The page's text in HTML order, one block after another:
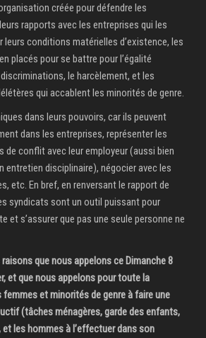
créée pour défendre les
rapports avec les entreprises qui les
leurs conditions matérielles d’existence, les
placés pour se battre pour l’égalité
le harcèlement, et les
qui accablent les minorités de genre.
dans leurs pouvoirs, car ils peuvent
dans les entreprises, représenter les
de conflit avec leur employeur (aussi bien
entretien disciplinaire), négocier avec les
etc. En bref, en renversant le rapport de
syndicats sont un outil puissant pour
et s’assurer que pas une seule personne ne
que nous appelons ce Dimanche 8
et que nous appelons pour toute la
femmes et minorités de genre à faire une
(tâches ménagères, garde des enfants,
les hommes à l’effectuer dans son